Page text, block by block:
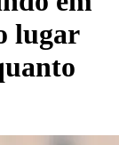
lugar